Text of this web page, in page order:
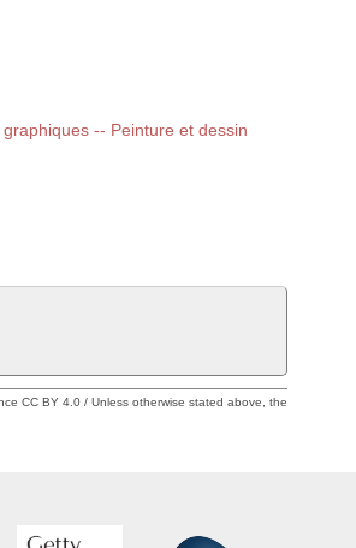
-- Peinture et dessin
CC BY 4.0 / Unless otherwise stated above, the